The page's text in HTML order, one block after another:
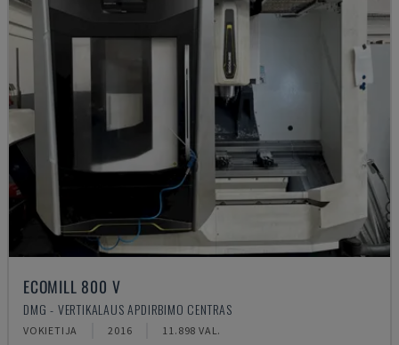
ECOMILL 800 V
DMG - VERTIKALAUS APDIRBIMO CENTRAS
VOKIETIJA 2016 11.898 VAL.